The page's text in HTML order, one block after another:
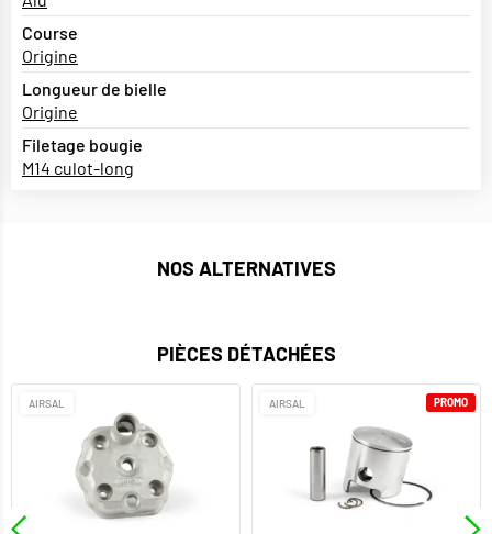
Course
Origine
Longueur de bielle
Origine
Filetage bougie
M14 culot-long
NOS ALTERNATIVES
PIÈCES DÉTACHÉES
AIRSAL AIRSAL PROMO